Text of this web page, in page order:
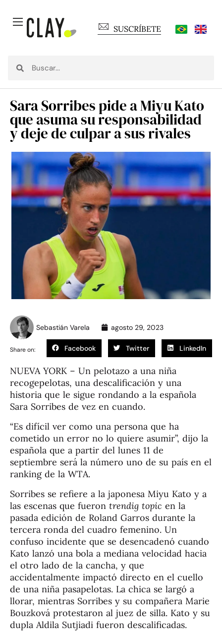
SUSCRÍBETE
Sara Sorribes pide a Miyu Kato
que asuma su responsabilidad
y deje de culpar a sus rivales
Sebastián Varela agosto 29, 2023
Share on: Facebook Twitter LinkedIn
NUEVA YORK – Un pelotazo a una niña
recogepelotas, una descalificación y una
historia que le sigue rondando a la española
Sara Sorribes de vez en cuando.
“Es difícil ver como una persona que ha
cometido un error no lo quiere asumir”, dijo la
española que a partir del lunes 11 de
septiembre será la número uno de su país en el
ranking de la WTA.
Sorribes se refiere a la japonesa Miyu Kato y a
las escenas que fueron trendig topic en la
pasada edición de Roland Garros durante la
tercera ronda del cuadro femenino. Un
confuso incidente que se desencadenó cuando
Kato lanzó una bola a mediana velocidad hacia
el otro lado de la cancha, y que
accidentalmente impactó directo en el cuello
de una niña pasapelotas. La chica se largó a
llorar, mientras Sorribes y su compañera Marie
Bouzková protestaron al juez de silla. Kato y su
dupla Aldila Sutjiadi fueron descalificadas.